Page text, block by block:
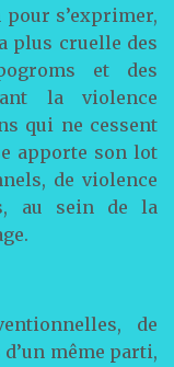
s’exprimer,
plus cruelle des
et des
la violence
qui ne cessent
apporte son lot
de violence
au sein de la
de
même parti,